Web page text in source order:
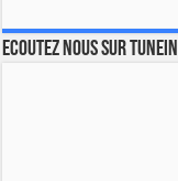
Ecoutez nous sur TuneIn